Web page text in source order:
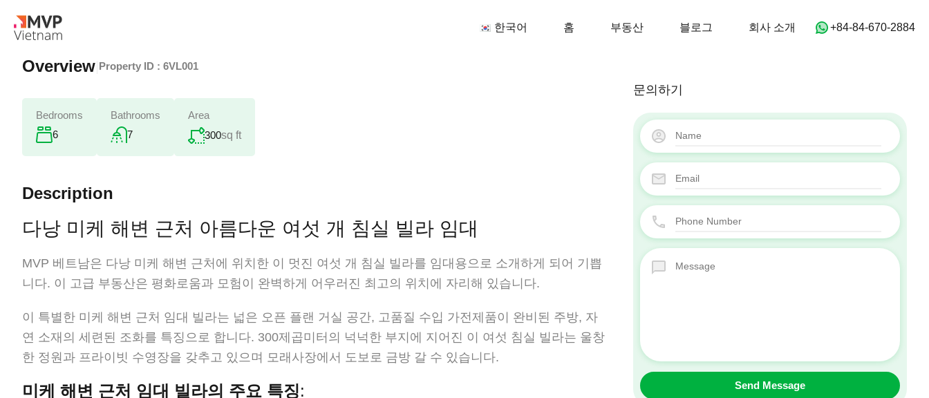
한국어 블로그 회사 소개
한국어 홈 부동산 블로그 회사 소개 ‭+84-84-670-2884‬
Overview Property ID : 6VL001
Bedrooms
6
Bathrooms
7
Area
300sq ft
Description
다낭 미케 해변 근처 아름다운 여섯 개 침실 빌라 임대
MVP 베트남은 다낭 미케 해변 근처에 위치한 이 멋진 여섯 개 침실 빌라를 임대용으로 소개하게 되어 기쁩
니다. 이 고급 부동산은 평화로움과 모험이 완벽하게 어우러진 최고의 위치에 자리해 있습니다.
이 특별한 미케 해변 근처 임대 빌라는 넓은 오픈 플랜 거실 공간, 고품질 수입 가전제품이 완비된 주방, 자
연 소재의 세련된 조화를 특징으로 합니다. 300제곱미터의 넉넉한 부지에 지어진 이 여섯 침실 빌라는 울창
한 정원과 프라이빗 수영장을 갖추고 있으며 모래사장에서 도보로 금방 갈 수 있습니다.
미케 해변 근처 임대 빌라의 주요 특징:
문의하기